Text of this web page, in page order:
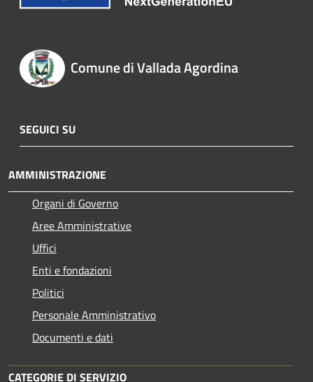
Comune di Vallada Agordina
SEGUICI SU
AMMINISTRAZIONE
Organi di Governo
Aree Amministrative
Uffici
Enti e fondazioni
Politici
Personale Amministrativo
Documenti e dati
CATEGORIE DI SERVIZIO